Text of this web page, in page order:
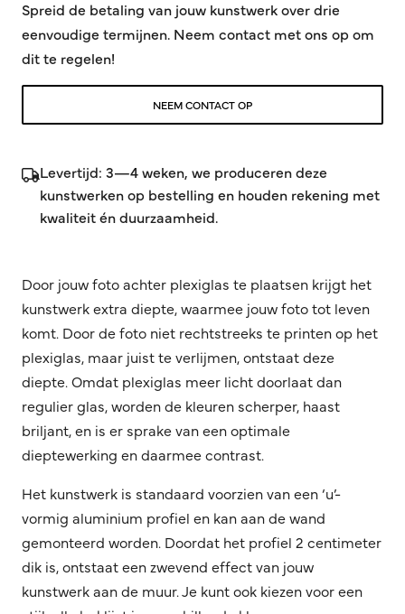
Spreid de betaling van jouw kunstwerk over drie
eenvoudige termijnen. Neem contact met ons op om
dit te regelen!
NEEM CONTACT OP
Levertijd: 3—4 weken, we produceren deze
kunstwerken op bestelling en houden rekening met
kwaliteit én duurzaamheid.
Door jouw foto achter plexiglas te plaatsen krijgt het
kunstwerk extra diepte, waarmee jouw foto tot leven
komt. Door de foto niet rechtstreeks te printen op het
plexiglas, maar juist te verlijmen, ontstaat deze
diepte. Omdat plexiglas meer licht doorlaat dan
regulier glas, worden de kleuren scherper, haast
briljant, en is er sprake van een optimale
dieptewerking en daarmee contrast.
Het kunstwerk is standaard voorzien van een ‘u’-
vormig aluminium profiel en kan aan de wand
gemonteerd worden. Doordat het profiel 2 centimeter
dik is, ontstaat een zwevend effect van jouw
kunstwerk aan de muur. Je kunt ook kiezen voor een